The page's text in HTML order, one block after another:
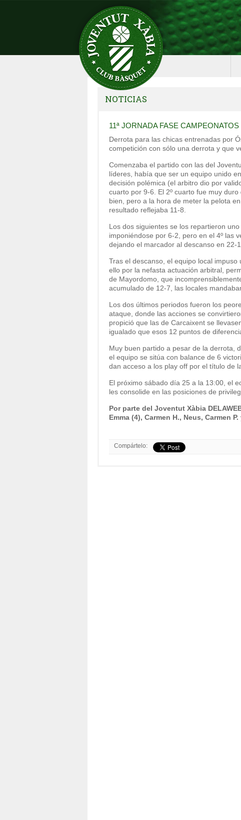
NOTICIAS
11ª JORNADA FASE
Derrota para las chicas entrenadas por
competición con sólo una derrota y que
Comenzaba el partido con las del
líderes, había que ser un equipo unido
decisión polémica (el arbitro dio por
cuarto por 9-6. El 2º cuarto fue muy
bien, pero a la hora de meter la pelota
resultado reflejaba 11-8.
Los dos siguientes se los repartieron
imponiéndose por 6-2, pero en el 4º las
dejando el marcador al descanso en 22-
Tras el descanso, el equipo local
ello por la nefasta actuación arbitral,
de Mayordomo, que
acumulado de 12-7, las locales
Los dos últimos periodos fueron los
ataque, donde las acciones se
propició que las de Carcaixent se
igualado que esos 12 puntos de
Muy buen partido a pesar de la derrota,
el equipo se sitúa con balance de 6
dan acceso a los play off por el título de
El próximo sábado día 25 a la 13:00, el
les consolide en las posiciones de
Por parte del Joventut Xàbia
Emma (4), Carmen H., Neus, Carmen
Compártelo: